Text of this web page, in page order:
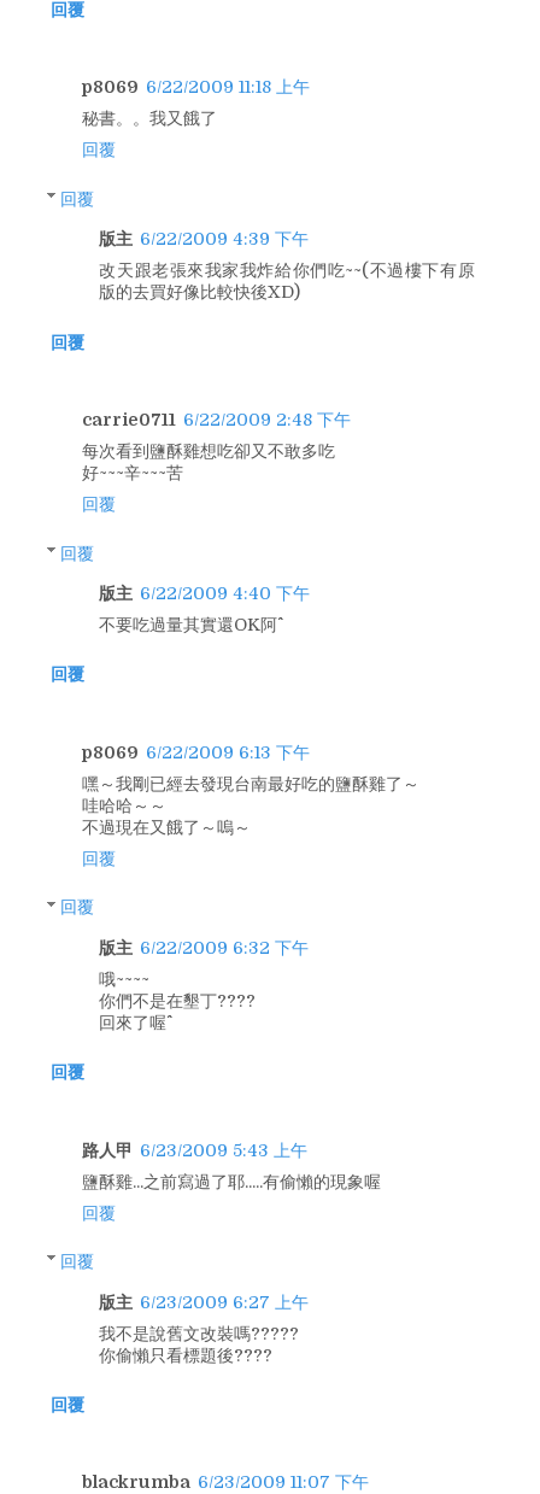
回覆
p8069 6/22/2009 11:18 上午
秘書。。我又餓了
回覆
回覆
版主 6/22/2009 4:39 下午
改天跟老張來我家我炸給你們吃~~(不過樓下有原
版的去買好像比較快後XD)
回覆
carrie0711 6/22/2009 2:48 下午
每次看到鹽酥雞想吃卻又不敢多吃
好~~~辛~~~苦
回覆
回覆
版主 6/22/2009 4:40 下午
不要吃過量其實還OK阿^^
回覆
p8069 6/22/2009 6:13 下午
嘿～我剛已經去發現台南最好吃的鹽酥雞了～
哇哈哈～～
不過現在又餓了～嗚～
回覆
回覆
版主 6/22/2009 6:32 下午
哦~~~~
你們不是在墾丁????
回來了喔^^
回覆
路人甲 6/23/2009 5:43 上午
鹽酥雞...之前寫過了耶.....有偷懶的現象喔
回覆
回覆
版主 6/23/2009 6:27 上午
我不是說舊文改裝嗎?????
你偷懶只看標題後????
回覆
blackrumba 6/23/2009 11:07 下午